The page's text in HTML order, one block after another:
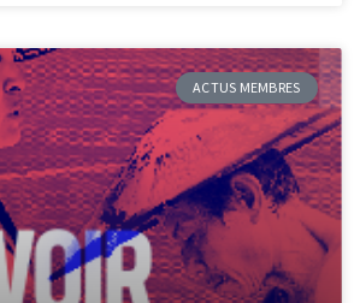
ACTUS MEMBRES